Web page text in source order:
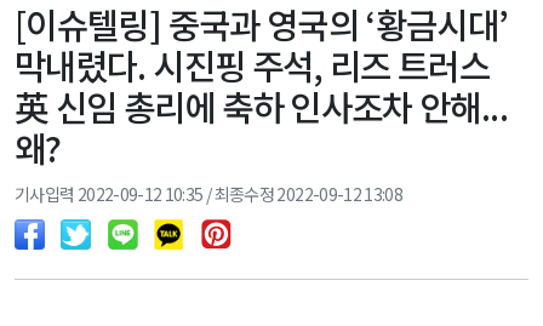
[이슈텔링] 중국과 영국의 ‘황금시대’
막내렸다. 시진핑 주석, 리즈 트러스
英 신임 총리에 축하 인사조차 안해...
왜?
기사입력 2022-09-12 10:35 / 최종수정 2022-09-12 13:08